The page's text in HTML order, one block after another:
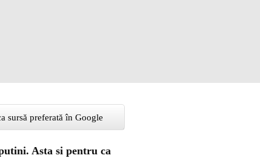
sursă preferată în Google
Asta si pentru ca